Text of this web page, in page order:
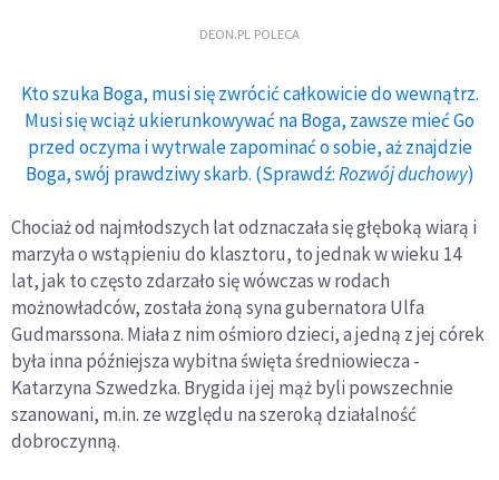
DEON.PL POLECA
Kto szuka Boga, musi się zwrócić całkowicie do wewnątrz.
Musi się wciąż ukierunkowywać na Boga, zawsze mieć Go
przed oczyma i wytrwale zapominać o sobie, aż znajdzie
Boga, swój prawdziwy skarb. (Sprawdź:Rozwój duchowy)
Chociaż od najmłodszych lat odznaczała się głęboką wiarą i
marzyła o wstąpieniu do klasztoru, to jednak w wieku 14
lat, jak to często zdarzało się wówczas w rodach
możnowładców, została żoną syna gubernatora Ulfa
Gudmarssona. Miała z nim ośmioro dzieci, a jedną z jej córek
była inna późniejsza wybitna święta średniowiecza -
Katarzyna Szwedzka. Brygida i jej mąż byli powszechnie
szanowani, m.in. ze względu na szeroką działalność
dobroczynną.